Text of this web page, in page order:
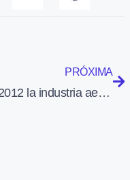
PRÓXIMA
En 2012 la industria aeronáutica andaluza facturó 1.858 M€ y dio empleo a 11.290 personas